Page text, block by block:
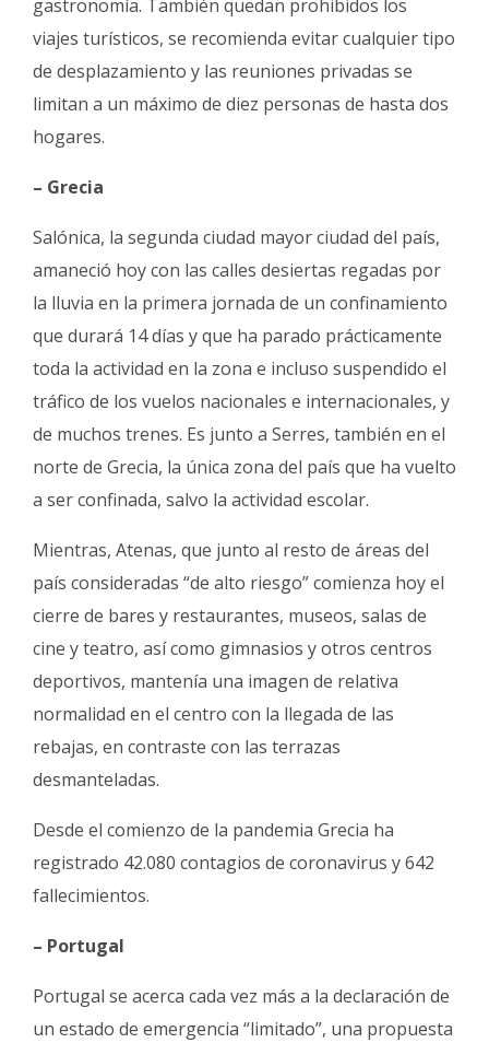
gastronomía. También quedan prohibidos los
viajes turísticos, se recomienda evitar cualquier tipo
de desplazamiento y las reuniones privadas se
limitan a un máximo de diez personas de hasta dos
hogares.
– Grecia
Salónica, la segunda ciudad mayor ciudad del país,
amaneció hoy con las calles desiertas regadas por
la lluvia en la primera jornada de un confinamiento
que durará 14 días y que ha parado prácticamente
toda la actividad en la zona e incluso suspendido el
tráfico de los vuelos nacionales e internacionales, y
de muchos trenes. Es junto a Serres, también en el
norte de Grecia, la única zona del país que ha vuelto
a ser confinada, salvo la actividad escolar.
Mientras, Atenas, que junto al resto de áreas del
país consideradas “de alto riesgo” comienza hoy el
cierre de bares y restaurantes, museos, salas de
cine y teatro, así como gimnasios y otros centros
deportivos, mantenía una imagen de relativa
normalidad en el centro con la llegada de las
rebajas, en contraste con las terrazas
desmanteladas.
Desde el comienzo de la pandemia Grecia ha
registrado 42.080 contagios de coronavirus y 642
fallecimientos.
– Portugal
Portugal se acerca cada vez más a la declaración de
un estado de emergencia “limitado”, una propuesta